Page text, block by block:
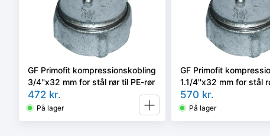
GF Primofit kompressionskobling
3/4''x32 mm for stål rør til PE-rør
472 kr.
På lager
GF Primofit
1.1/4''x32 mm for stål
rør
570 kr.
På lager